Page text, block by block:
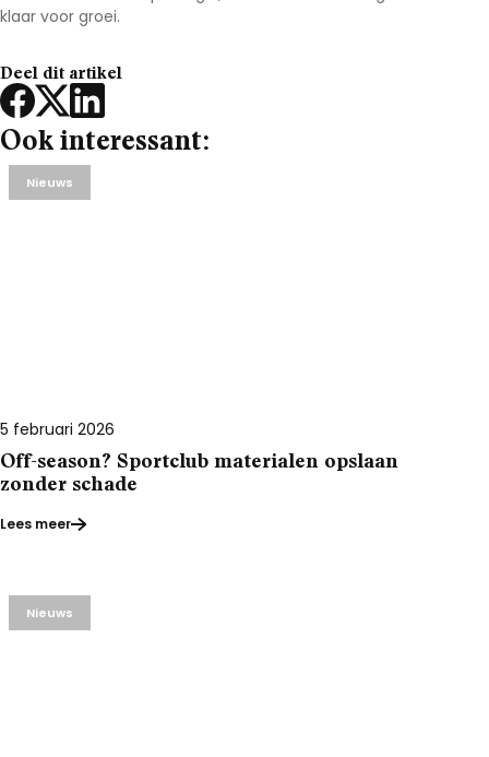
klaar voor groei.
Deel dit artikel
Ook interessant:
5 februari 2026
Off-season? Sportclub materialen opslaan
zonder schade
Lees meer
Nieuws
Nieuws